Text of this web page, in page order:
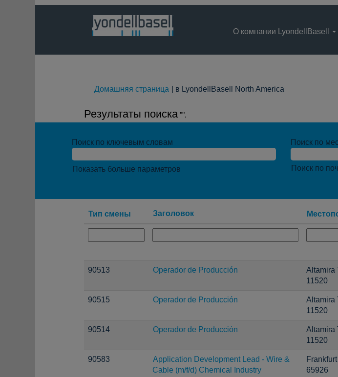
О компании LyondellBasell
Домашняя страница в LyondellBasell North America
Результаты поиска "".
Поиск по ключевым словам Поиск по
Поиск по
Показать больше параметров
Тип смены Заголовок
90513 Operador de Producción
Altamira
11520
90515 Operador de Producción
Altamira
11520
90514 Operador de Producción
Altamira
11520
90583
Application Development Lead - Wire &
Cable (m/f/d) Chemical Industry
65926